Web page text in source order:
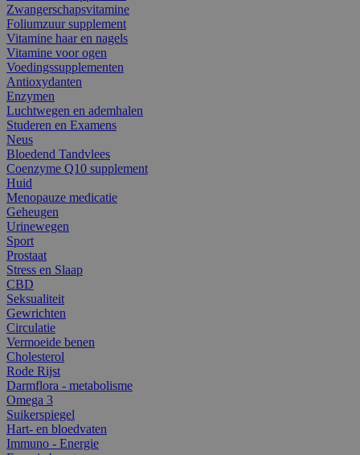
Zwangerschapsvitamine
Foliumzuur supplement
Vitamine haar en nagels
Vitamine voor ogen
Voedingssupplementen
Antioxydanten
Enzymen
Luchtwegen en ademhalen
Studeren en Examens
Neus
Bloedend Tandvlees
Coenzyme Q10 supplement
Huid
Menopauze medicatie
Geheugen
Urinewegen
Sport
Prostaat
Stress en Slaap
CBD
Seksualiteit
Gewrichten
Circulatie
Vermoeide benen
Cholesterol
Rode Rijst
Darmflora - metabolisme
Omega 3
Suikerspiegel
Hart- en bloedvaten
Immuno - Energie